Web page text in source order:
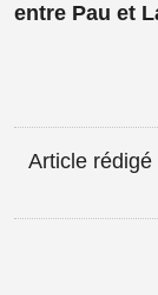
entre Pau et
Article rédigé